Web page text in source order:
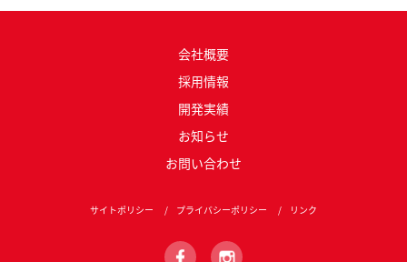
会社概要
採用情報
開発実績
お知らせ
お問い合わせ
サイトポリシー プライバシーポリシー リンク